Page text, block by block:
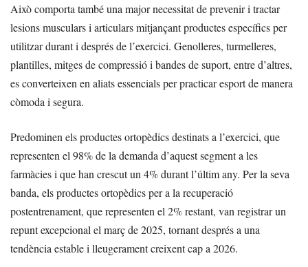
Això comporta també una major necessitat de prevenir i tractar
lesions musculars i articulars mitjançant productes específics per
utilitzar durant i després de l’exercici. Genolleres, turmelleres,
plantilles, mitges de compressió i bandes de suport, entre d’altres,
es converteixen en aliats essencials per practicar esport de manera
còmoda i segura.
Predominen els productes ortopèdics destinats a l’exercici, que
representen el 98% de la demanda d’aquest segment a les
farmàcies i que han crescut un 4% durant l’últim any. Per la seva
banda, els productes ortopèdics per a la recuperació
postentrenament, que representen el 2% restant, van registrar un
repunt excepcional el març de 2025, tornant després a una
tendència estable i lleugerament creixent cap a 2026.